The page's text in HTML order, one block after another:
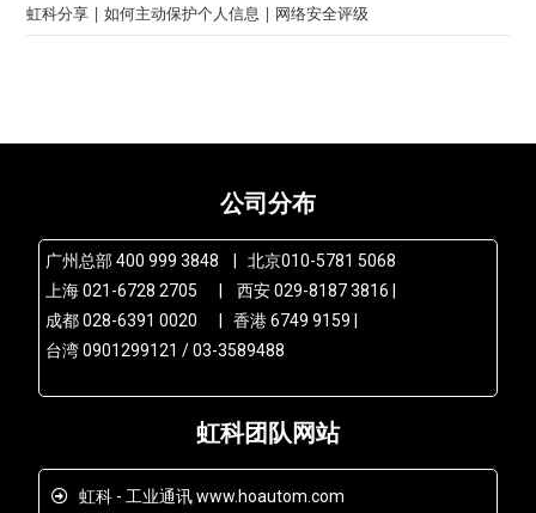
虹科分享 | 如何主动保护个人信息 | 网络安全评级
公司分布
广州总部 400 999 3848 | 北京010-5781 5068
上海 021-6728 2705 | 西安 029-8187 3816 |
成都 028-6391 0020 | 香港 6749 9159 |
台湾 0901299121 / 03-3589488
虹科团队网站
虹科 - 工业通讯 www.hoautom.com